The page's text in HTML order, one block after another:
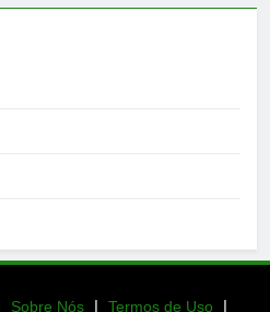
Sobre Nós | Termos de Uso |